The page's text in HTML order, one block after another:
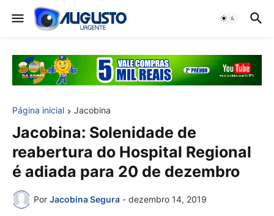
Página inicial Jacobina
Jacobina: Solenidade de
reabertura do Hospital Regional
é adiada para 20 de dezembro
Por Jacobina Segura - dezembro 14, 2019